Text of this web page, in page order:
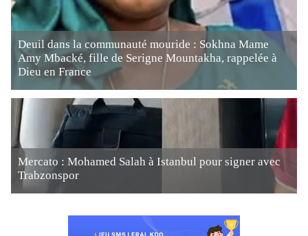
Deuil dans la communauté mouride : Sokhna Mame
Amy Mbacké, fille de Serigne Mountakha, rappelée à
Dieu en France
Mercato : Mohamed Salah à Istanbul pour signer avec
Trabzonspor